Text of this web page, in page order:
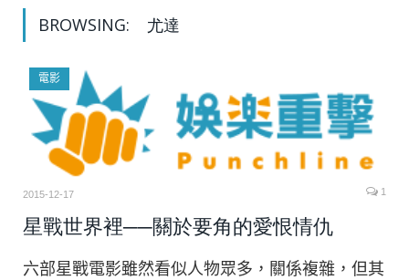
BROWSING: 尤達
電影
2015-12-17 1
星戰世界裡──關於要角的愛恨情仇
六部星戰電影雖然看似人物眾多，關係複雜，但其